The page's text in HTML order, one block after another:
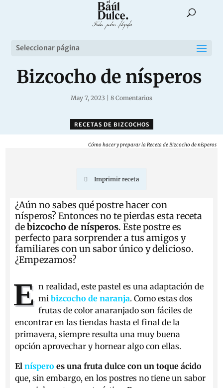
Seleccionar página
Bizcocho de nísperos
May 7, 2023 8 Comentarios
RECETAS DE BIZCOCHOS
Cómo hacer y preparar la Receta de Bizcocho de nísperos
Imprimir receta
¿Aún no sabes qué postre hacer con
nísperos? Entonces no te pierdas esta receta
debizcocho de nísperos. Este postre es
perfecto para sorprender a tus amigos y
familiares con un sabor único y delicioso.
¿Empezamos?
E n realidad, este pastel es una adaptación de
mi bizcocho de naranja. Como estas dos
frutas de color anaranjado son fáciles de
encontrar en las tiendas hasta el final de la
primavera, siempre resulta una muy buena
opción aprovechar y hornear algo con ellas.
Elníspero es una fruta dulce con un toque ácido
que, sin embargo, en los postres no tiene un sabor